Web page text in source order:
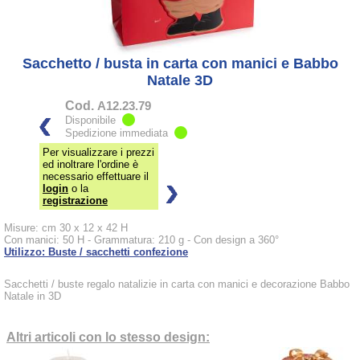
Sacchetto / busta in carta con manici e Babbo
Natale 3D
Cod. A12.23.79
Disponibile
Spedizione immediata
Per visualizzare i prezzi
ed inoltrare l'ordine è
necessario effettuare il
login o la
registrazione
Misure: cm 30 x 12 x 42 H
Con manici: 50 H - Grammatura: 210 g - Con design a 360°
Utilizzo: Buste / sacchetti confezione
Sacchetti / buste regalo natalizie in carta con manici e decorazione Babbo
Natale in 3D
Altri articoli con lo stesso design: